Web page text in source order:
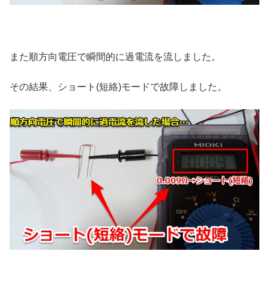
また順方向電圧で瞬間的に過電流を流しました。
その結果、ショート(短絡)モードで故障しました。